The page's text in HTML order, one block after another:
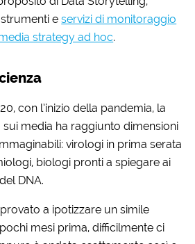
eservizi di monitoraggio
strategy ad hoc.
con l’inizio della pandemia, la
sui media ha raggiunto dimensioni
virologi in prima serata
biologi pronti a spiegare ai
DNA.
a ipotizzare un simile
mesi prima, difficilmente ci